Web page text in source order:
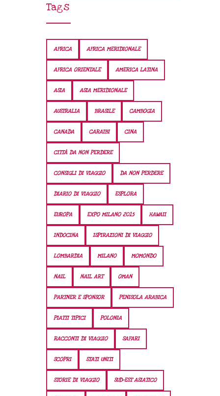
Tags
AFRICA AFRICA MERIDIONALE
AFRICA ORIENTALE AMERICA LATINA
ASIA ASIA MERIDIONALE
AUSTRALIA BRASILE CAMBOGIA
CANADA CARAIBI CINA
CITTÀ DA NON PERDERE
CONSIGLI DI VIAGGIO DA NON PERDERE
DIARIO DI VIAGGIO ESPLORA
EUROPA EXPO MILANO 2015 HAWAII
INDOCINA ISPIRAZIONI DI VIAGGIO
LOMBARDIA MILANO MOMONDO
NAIL NAIL ART OMAN
PARTNER E SPONSOR PENISOLA ARABICA
PIATTI TIPICI POLONIA
RACCONTI DI VIAGGIO SAFARI
SCOPRI STATI UNITI
STORIE DI VIAGGIO SUD-EST ASIATICO